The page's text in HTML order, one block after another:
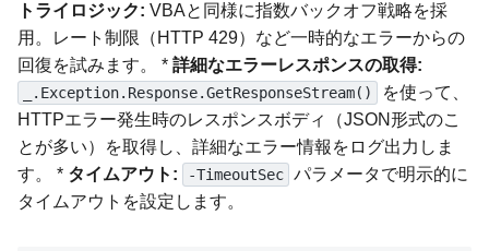
トライロジック: VBAと同様に指数バックオフ戦略を採
用。レート制限（HTTP 429）など一時的なエラーからの
回復を試みます。 * 詳細なエラーレスポンスの取得:
_.Exception.Response.GetResponseStream()
を使って、
HTTPエラー発生時のレスポンスボディ（JSON形式のこ
とが多い）を取得し、詳細なエラー情報をログ出力しま
す。 * タイムアウト: -TimeoutSec パラメータで明示的に
タイムアウトを設定します。